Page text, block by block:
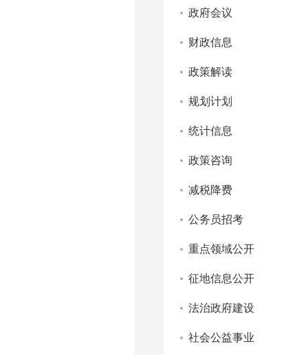
政府会议
财政信息
政策解读
规划计划
统计信息
政策咨询
减税降费
公务员招考
重点领域公开
征地信息公开
法治政府建设
社会公益事业